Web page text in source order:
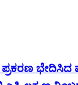
ಭೇದಿಸಿದ